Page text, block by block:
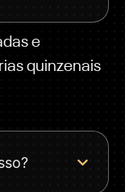
e
quinzenais